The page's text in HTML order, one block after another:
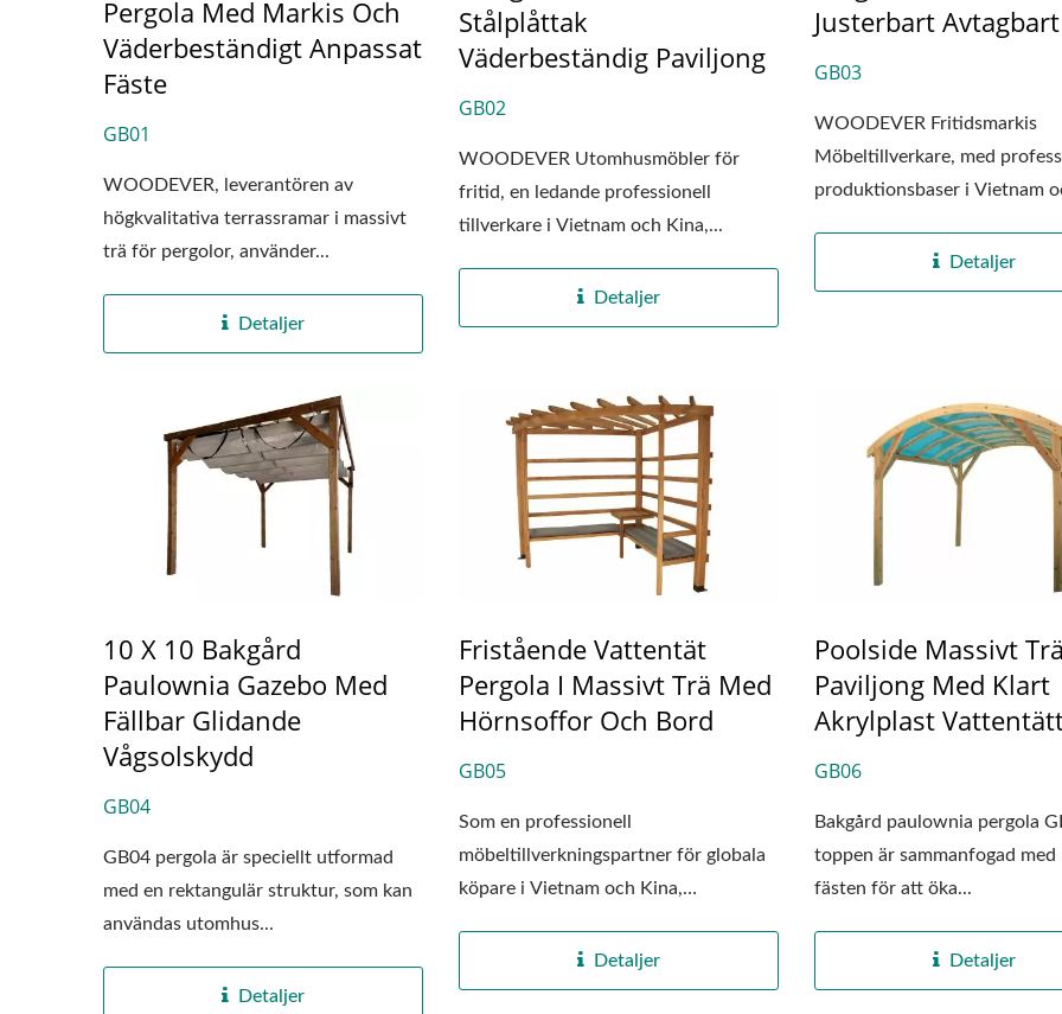
Pergola Med Markis Och
Väderbeständigt Anpassat
Fäste
GB01
WOODEVER, leverantören av
högkvalitativa terrassramar i massivt
trä för pergolor, använder...
Detaljer
Stålplåttak
Väderbeständig Paviljong
GB02
WOODEVER Utomhusmöbler för
fritid, en ledande professionell
tillverkare i Vietnam och Kina,...
Detaljer
Justerbart
GB03
WOODEVER Fritidsmarkis
Möbeltillverkare, med
produktionsbaser i Vietnam
Detaljer
10 X 10 Bakgård
Paulownia Gazebo Med
Fällbar Glidande
Vågsolskydd
GB04
GB04 pergola är speciellt utformad
med en rektangulär struktur, som kan
användas utomhus...
Detaljer
Fristående Vattentät
Pergola I Massivt Trä Med
Hörnsoffor Och Bord
GB05
Som en professionell
möbeltillverkningspartner för globala
köpare i Vietnam och Kina,
Detaljer
Poolside Massivt
Paviljong Med Klart
Akrylplast
GB06
Bakgård paulownia pergola
toppen är sammanfogad med
fästen för att öka...
Detaljer